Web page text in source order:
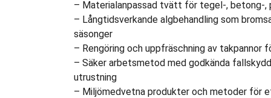
– Materialanpassad tvätt för tegel-, betong-,
– Långtidsverkande algbehandling som
säsonger
– Rengöring och uppfräschning av
– Säker arbetsmetod med godkända
utrustning
– Miljömedvetna produkter och metoder för